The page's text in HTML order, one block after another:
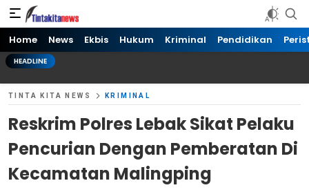
Tinta kita News
Informasi Terkini
Home News Ekbis Hukum Kriminal Pendidikan
HEADLINE
TINTA KITA NEWS KRIMINAL
Reskrim Polres Lebak Sikat Pelaku
Pencurian Dengan Pemberatan Di
Kecamatan Malingping